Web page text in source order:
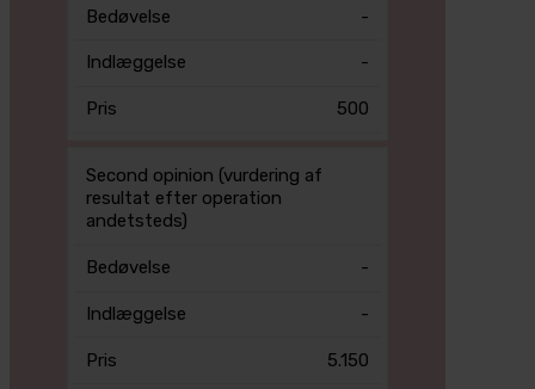
-
-
500
Second opinion (vurdering af
resultat efter operation
andetsteds)
-
-
5.150